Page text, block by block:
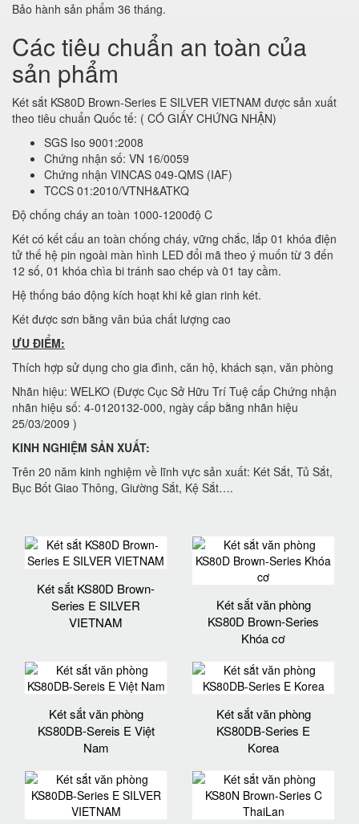
Bảo hành sản phẩm 36 tháng.
Các tiêu chuẩn an toàn của
sản phẩm
Két sắt KS80D Brown-Series E SILVER VIETNAM được sản xuất
theo tiêu chuẩn Quốc tế: ( CÓ GIẤY CHỨNG NHẬN)
SGS Iso 9001:2008
Chứng nhận số: VN 16/0059
Chứng nhận VINCAS 049-QMS (IAF)
TCCS 01:2010/VTNH&ATKQ
Độ chống cháy an toàn 1000-1200độ C
Két có kết cấu an toàn chống cháy, vững chắc, lắp 01 khóa điện
tử thế hệ pin ngoài màn hình LED đổi mã theo ý muốn từ 3 đến
12 số, 01 khóa chìa bi tránh sao chép và 01 tay cầm.
Hệ thống báo động kích hoạt khi kẻ gian rinh két.
Két được sơn bằng vân búa chất lượng cao
ƯU ĐIỂM:
Thích hợp sử dụng cho gia đình, căn hộ, khách sạn, văn phòng
Nhãn hiệu: WELKO (Được Cục Sở Hữu Trí Tuệ cấp Chứng nhận
nhãn hiệu số: 4-0120132-000, ngày cấp bằng nhãn hiệu
25/03/2009 )
KINH NGHIỆM SẢN XUẤT:
Trên 20 năm kinh nghiệm về lĩnh vực sản xuất: Két Sắt, Tủ Sắt,
Bục Bốt Giao Thông, Giường Sắt, Kệ Sắt….
Két sắt KS80D Brown-
Series E SILVER
VIETNAM
Két sắt văn phòng
KS80D Brown-Series
Khóa cơ
Két sắt văn phòng
KS80DB-Sereis E Việt
Nam
Két sắt văn phòng
KS80DB-Series E
Korea